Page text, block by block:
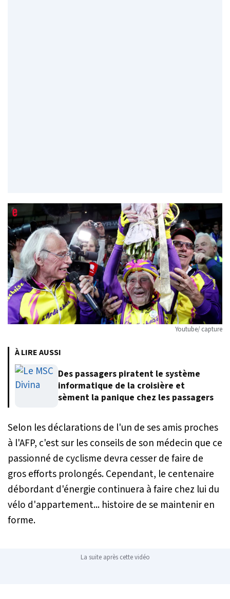
Youtube/ capture
À LIRE AUSSI
Des passagers piratent le système
informatique de la croisière et
sèment la panique chez les passagers
Selon les déclarations de l'un de ses amis proches
à l'AFP, c'est sur les conseils de son médecin que ce
passionné de cyclisme devra cesser de faire de
gros efforts prolongés. Cependant, le centenaire
débordant d'énergie continuera à faire chez lui du
vélo d'appartement... histoire de se maintenir en
forme.
La suite après cette vidéo